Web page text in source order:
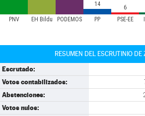
PNV EH Bildu PODEMOS PP PSE-EE
14 6
RESUMEN DEL ESCRUTINIO DE
Escrutado:
Votos contabilizados:
Abstenciones:
Votos nulos: